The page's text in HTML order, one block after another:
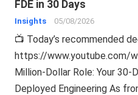
FDE in 30 Days
Insights 05/08/2026
📺 Today’s recommended
https://www.youtube.com/
Million-Dollar Role: Your
Deployed Engineering As